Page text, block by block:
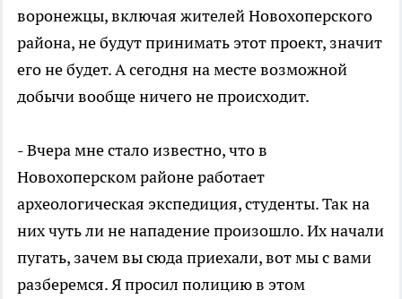
воронежцы, включая жителей Новохоперского
района, не будут принимать этот проект, значит
его не будет. А сегодня на месте возможной
добычи вообще ничего не происходит.
- Вчера мне стало известно, что в
Новохоперском районе работает
археологическая экспедиция, студенты. Так на
них чуть ли не нападение произошло. Их начали
пугать, зачем вы сюда приехали, вот мы с вами
разберемся. Я просил полицию в этом